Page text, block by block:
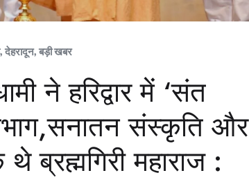
, देहरादून, बड़ी खबर
ने हरिद्वार में ‘संत
संस्कृति और
ब्रह्मगिरी महाराज :